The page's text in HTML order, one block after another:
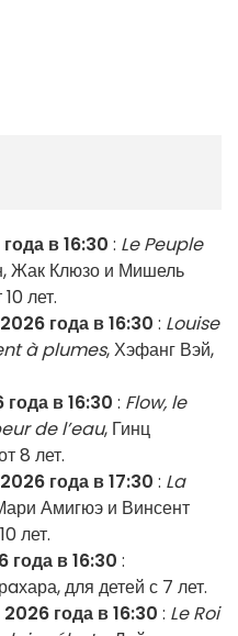
в 16:30 : Le Peuple
Жак Клюзо и Мишель
лет.
года в 16:30 : Louise
à plumes, Хэфанг Вэй,
в 16:30 : Flow, le
de l’eau, Гинц
8 лет.
года в 17:30 : La
Амигюэ и Винсент
лет.
в 16:30 :
для детей с 7 лет.
года в 16:30 : Le Roi